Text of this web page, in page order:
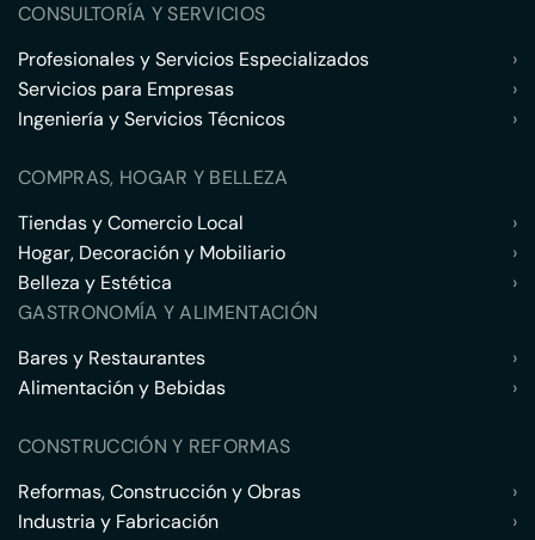
CONSULTORÍA Y SERVICIOS
Profesionales y Servicios Especializados
›
Servicios para Empresas
›
Ingeniería y Servicios Técnicos
›
COMPRAS, HOGAR Y BELLEZA
Tiendas y Comercio Local
›
Hogar, Decoración y Mobiliario
›
Belleza y Estética
›
GASTRONOMÍA Y ALIMENTACIÓN
Bares y Restaurantes
›
Alimentación y Bebidas
›
CONSTRUCCIÓN Y REFORMAS
Reformas, Construcción y Obras
›
Industria y Fabricación
›